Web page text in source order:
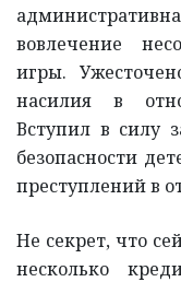
вовлечение
игры.
насилия в
Вступил в силу
безопасности
преступлений в
Не секрет, что
несколько